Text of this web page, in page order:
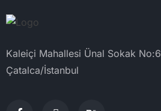
Kaleiçi Mahallesi Ünal Sokak No:6
Çatalca/İstanbul